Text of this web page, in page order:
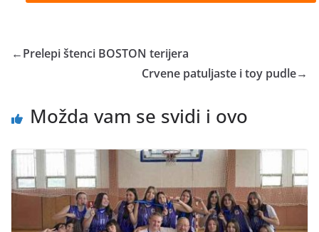
←Prelepi štenci BOSTON terijera
Crvene patuljaste i toy pudle→
Možda vam se svidi i ovo